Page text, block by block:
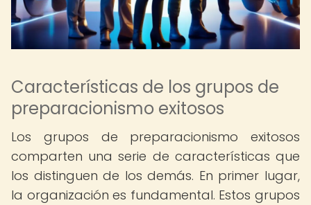
Características de los grupos de
preparacionismo exitosos
Los grupos de preparacionismo exitosos
comparten una serie de características que
los distinguen de los demás. En primer lugar,
la organización es fundamental. Estos grupos